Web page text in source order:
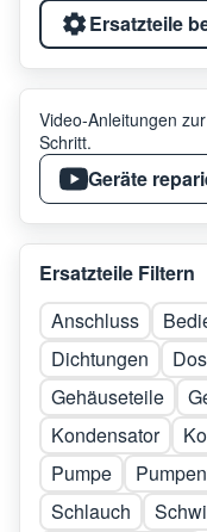
Ersatzteile
Video-Anleitungen
Schritt.
Geräte
Ersatzteile Filtern
Anschluss
Dichtungen
Gehäuseteile
Kondensator
Pumpe
Schlauch